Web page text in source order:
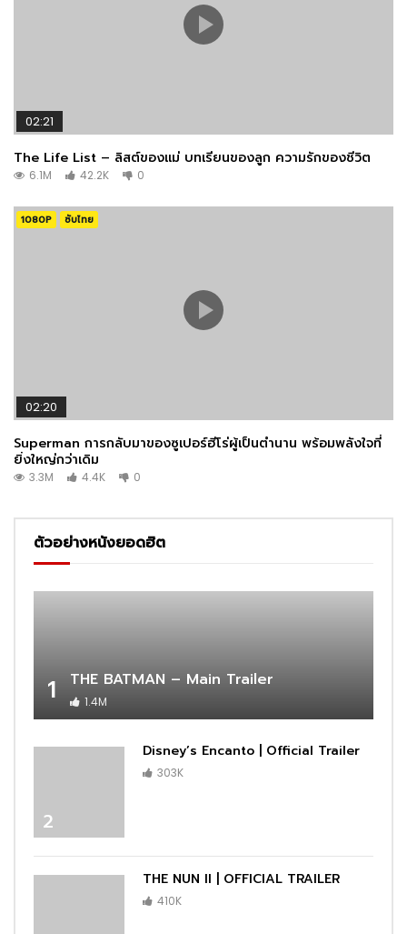
02:21
The Life List – ลิสต์ของแม่ บทเรียนของลูก ความรักของชีวิต
6.1M 42.2K 0
1080P ซับไทย
02:20
Superman การกลับมาของซูเปอร์ฮีโร่ผู้เป็นตำนาน พร้อมพลังใจที่
ยิ่งใหญ่กว่าเดิม
3.3M 4.4K 0
ตัวอย่างหนังยอดฮิต
1 THE BATMAN – Main Trailer
1.4M
2
Disney’s Encanto | Official Trailer
303K
THE NUN II | OFFICIAL TRAILER
410K